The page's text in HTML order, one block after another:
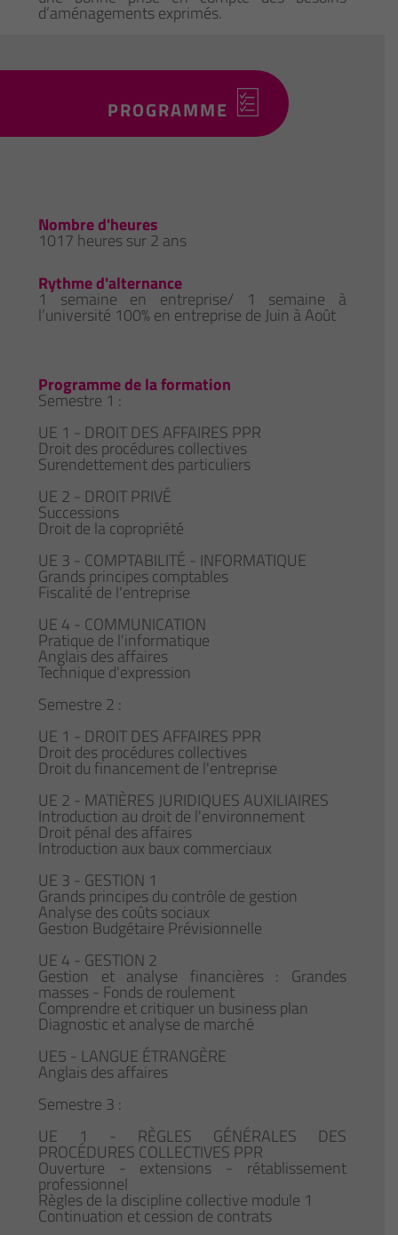
d’aménagements exprimés.
PROGRAMME
Nombre d'heures
1017 heures sur 2 ans
Rythme d'alternance
1 semaine en entreprise/ 1 semaine à
l’université 100% en entreprise de Juin à Août
Programme de la formation
Semestre 1 :
UE 1 - DROIT DES AFFAIRES PPR
Droit des procédures collectives
Surendettement des particuliers
UE 2 - DROIT PRIVÉ
Successions
Droit de la copropriété
UE 3 - COMPTABILITÉ - INFORMATIQUE
Grands principes comptables
Fiscalité de l'entreprise
UE 4 - COMMUNICATION
Pratique de l'informatique
Anglais des affaires
Technique d'expression
Semestre 2 :
UE 1 - DROIT DES AFFAIRES PPR
Droit des procédures collectives
Droit du financement de l'entreprise
UE 2 - MATIÈRES JURIDIQUES AUXILIAIRES
Introduction au droit de l'environnement
Droit pénal des affaires
Introduction aux baux commerciaux
UE 3 - GESTION 1
Grands principes du contrôle de gestion
Analyse des coûts sociaux
Gestion Budgétaire Prévisionnelle
UE 4 - GESTION 2
Gestion et analyse financières : Grandes
masses - Fonds de roulement
Comprendre et critiquer un business plan
Diagnostic et analyse de marché
UE5 - LANGUE ÉTRANGÈRE
Anglais des affaires
Semestre 3 :
UE 1 - RÈGLES GÉNÉRALES DES
PROCÉDURES COLLECTIVES PPR
Ouverture - extensions - rétablissement
professionnel
Règles de la discipline collective module 1
Continuation et cession de contrats